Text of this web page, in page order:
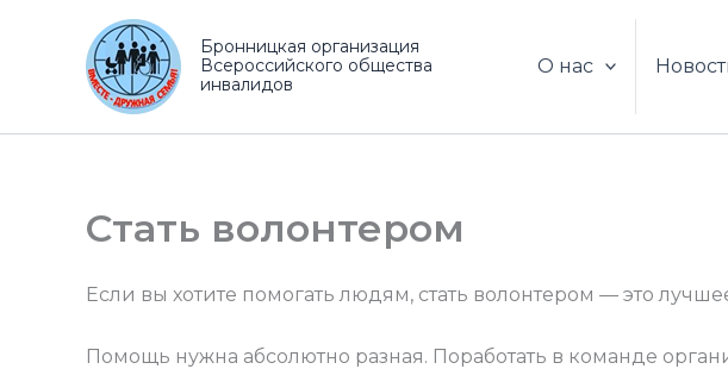
содержимому
Бронницкая организация
Всероссийского общества
инвалидов
О нас
Стать волонтером
Если вы хотите помогать людям, стать волонтером — это
Помощь нужна абсолютно разная. Поработать в команде